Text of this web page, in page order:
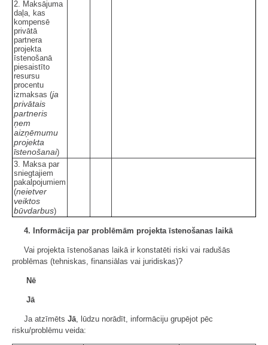
2. Maksājuma
daļa, kas
kompensē
privātā
partnera
projekta
īstenošanā
piesaistīto
resursu
procentu
izmaksas (ja
privātais
partneris
ņem
aizņēmumu
projekta
īstenošanai)
3. Maksa par
sniegtajiem
pakalpojumiem
(neietver
veiktos
būvdarbus)
4. Informācija par problēmām projekta īstenošanas laikā
Vai projekta īstenošanas laikā ir konstatēti riski vai radušās
problēmas (tehniskas, finansiālas vai juridiskas)?
⁪ Nē
⁪ Jā
Ja atzīmēts Jā, lūdzu norādīt, informāciju grupējot pēc
risku/problēmu veida: